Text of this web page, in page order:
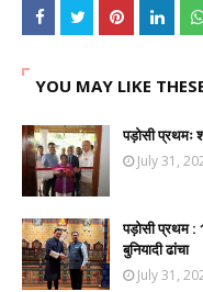
YOU MAY LIKE
पड़ोसी प्रथमः
July 31,
पड़ोसी प्रथम
बुनियादी ढांचा
July 31,